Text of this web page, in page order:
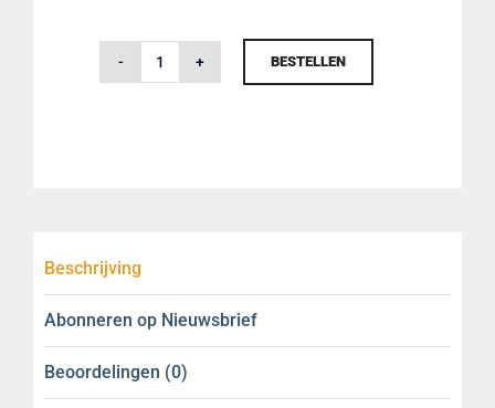
Chardonnay
BESTELLEN
Beschrijving
Abonneren op Nieuwsbrief
Beoordelingen (0)